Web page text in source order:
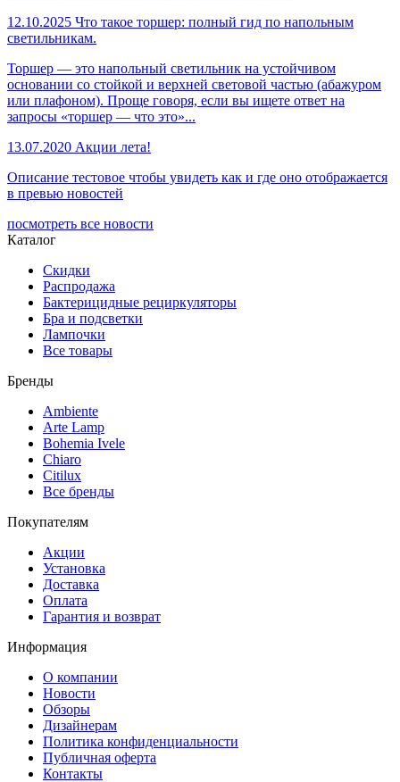
12.10.2025 Что такое торшер: полный гид по напольным
светильникам.
Торшер — это напольный светильник на устойчивом
основании со стойкой и верхней световой частью (абажуром
или плафоном). Проще говоря, если вы ищете ответ на
запросы «торшер — что это»...
13.07.2020 Акции лета!
Описание тестовое чтобы увидеть как и где оно отображается
в превью новостей
посмотреть все новости
Каталог
Скидки
Распродажа
Бактерицидные рециркуляторы
Бра и подсветки
Лампочки
Все товары
Бренды
Ambiente
Arte Lamp
Bohemia Ivele
Chiaro
Citilux
Все бренды
Покупателям
Акции
Установка
Доставка
Оплата
Гарантия и возврат
Информация
О компании
Новости
Обзоры
Дизайнерам
Политика конфиденциальности
Публичная оферта
Контакты